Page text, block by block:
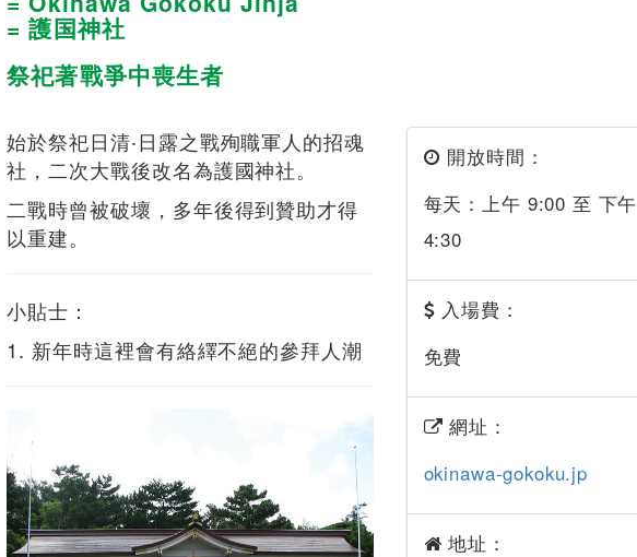
= 護国神社
祭祀著戰爭中喪生者
始於祭祀日清‧日露之戰殉職軍人的招魂
社，二次大戰後改名為護國神社。
二戰時曾被破壞，多年後得到贊助才得
以重建。
小貼士：
1. 新年時這裡會有絡繹不絕的參拜人潮
開放時間：
每天：上午 9:00 至 下午
4:30
入場費：
免費
網址：
okinawa-gokoku.jp
地址：